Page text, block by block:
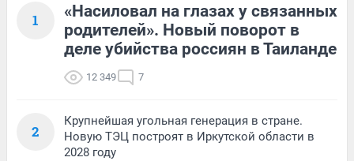
1
«Насиловал на глазах у связанных
родителей». Новый поворот в
деле убийства россиян в Таиланде
12 349 7
2
Крупнейшая угольная генерация в стране.
Новую ТЭЦ построят в Иркутской области в
2028 году